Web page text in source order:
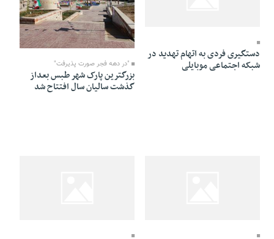
دستگیری فردی به اتهام تهدید در
شبکه اجتماعی موبایلی
20 Bahman 1394 - 21:54
"در دهه فجر صورت پذیرفت"
بزرگترین پارک شهر طبس بعداز
گذشت سالیان سال افتتاح شد